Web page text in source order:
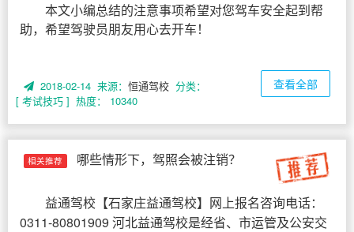
本文小编总结的注意事项希望对您驾车安全起到帮
助，希望驾驶员朋友用心去开车！
2018-02-14 来源：恒通驾校 分类：
[ 考试技巧 ] 热度： 10340
查看全部
相关推荐 哪些情形下，驾照会被注销？
益通驾校 【石家庄益通驾校】网上报名咨询电话：
0311-80801909 河北益通驾校是经省、市运管及公安交